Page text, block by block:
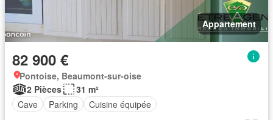
Appartement
82 900 €
Pontoise, Beaumont-sur-oise
2 Pièces
31 m²
Cave
Parking Cuisine équipée